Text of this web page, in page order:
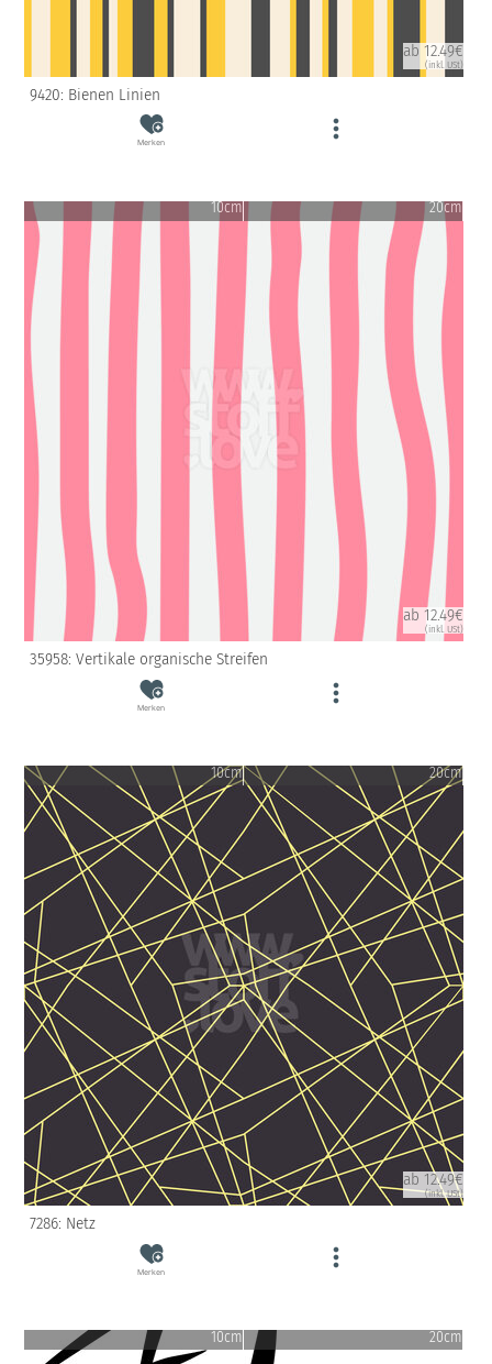
ab 12.49€
(inkl. USt)
9420: Bienen Linien
Merken
10cm 20cm
ab 12.49€
(inkl. USt)
35958: Vertikale organische Streifen
Merken
10cm 20cm
ab 12.49€
(inkl. USt)
7286: Netz
Merken
10cm 20cm